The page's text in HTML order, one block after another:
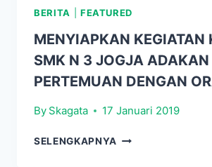
BERITA FEATURED
MENYIAPKAN KEGIATAN
SMK N 3 JOGJA ADAKAN
PERTEMUAN DENGAN
By Skagata 17 Januari 2019
SELENGKAPNYA MENYIAPKAN